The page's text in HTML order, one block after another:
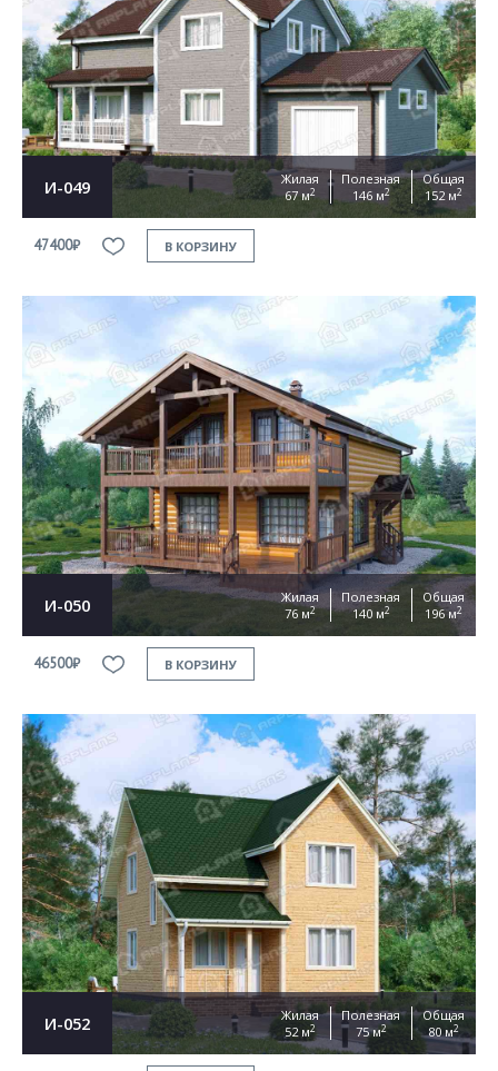
И-049
Жилая
67 м2
Полезная
146 м2
Общая
152 м2
47400₽ В КОРЗИНУ
И-050
Жилая
76 м2
Полезная
140 м2
Общая
196 м2
46500₽ В КОРЗИНУ
И-052
Жилая
52 м2
Полезная
75 м2
Общая
80 м2